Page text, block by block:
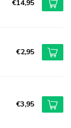
€14,95
€2,95
€3,95